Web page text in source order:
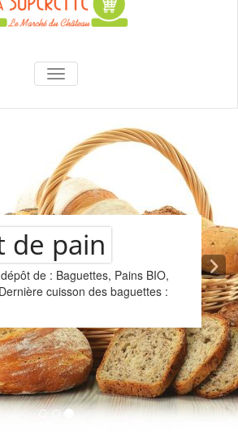
La Superette –
le marché du
château
AFFICHER/MASQUER LA
de pain
de : Baguettes, Pains BIO,
cuisson des baguettes :